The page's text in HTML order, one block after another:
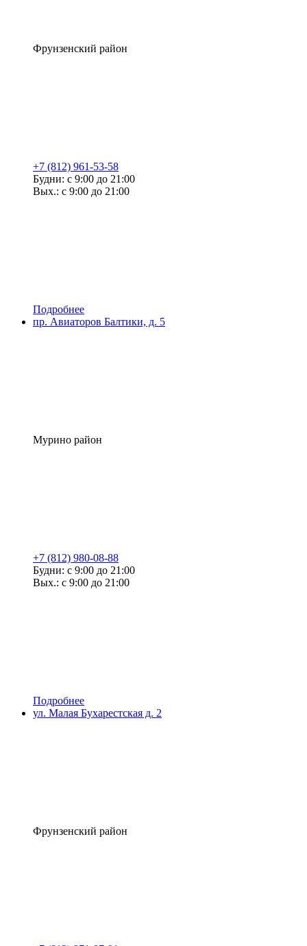
Фрунзенский район
+7 (812) 961-53-58
Будни: с 9:00 до 21:00
Вых.: с 9:00 до 21:00
Подробнее
пр. Авиаторов Балтики, д. 5
Мурино район
+7 (812) 980-08-88
Будни: с 9:00 до 21:00
Вых.: с 9:00 до 21:00
Подробнее
ул. Малая Бухарестская д. 2
Фрунзенский район